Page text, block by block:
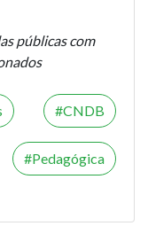
públicas com
CNDB
Pedagógica